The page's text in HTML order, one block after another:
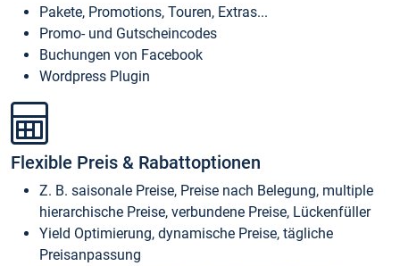
Pakete, Promotions, Touren, Extras...
Promo- und Gutscheincodes
Buchungen von Facebook
Wordpress Plugin
Flexible Preis & Rabattoptionen
Z. B. saisonale Preise, Preise nach Belegung, multiple
hierarchische Preise, verbundene Preise, Lückenfüller
Yield Optimierung, dynamische Preise, tägliche
Preisanpassung